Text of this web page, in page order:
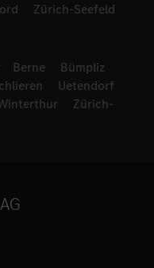
Zürich-Seefeld
Berne
Bümpliz
Uetendorf
Zürich-